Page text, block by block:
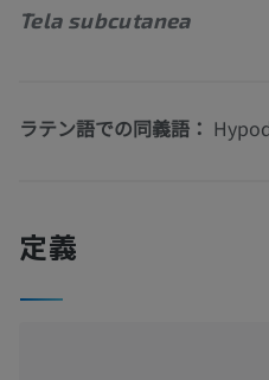
Tela subcutanea
ラテン語での同義語：
定義